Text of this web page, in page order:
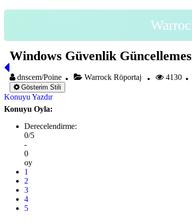
Windows Güvenlik
dnscem/Poine Warrock Röportaj 4130
Gösterim Stili
Konuyu Yazdır
Konuyu Oyla:
Derecelendirme:
0/5
-
0
oy
1
2
3
4
5